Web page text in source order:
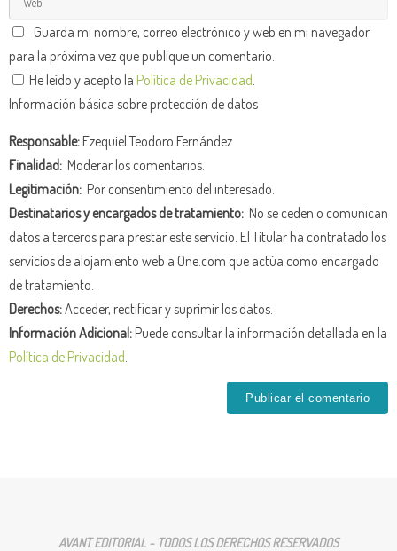
Guarda mi nombre, correo electrónico y web en mi navegador
para la próxima vez que publique un comentario.
He leído y acepto la Política de Privacidad
Información básica sobre protección de datos
Responsable:Ezequiel Teodoro Fernández.
Finalidad: Moderar los comentarios.
Legitimación: Por consentimiento del interesado.
Destinatarios y encargados de tratamiento: No se ceden o comunican
datos a terceros para prestar este servicio. El Titular ha contratado los
servicios de alojamiento web a One.com que actúa como encargado
de tratamiento.
Derechos:Acceder, rectificar y suprimir los datos.
Información Adicional:Puede consultar la información detallada en la
Política de Privacidad
AVANT EDITORIAL - TODOS LOS DERECHOS RESERVADOS